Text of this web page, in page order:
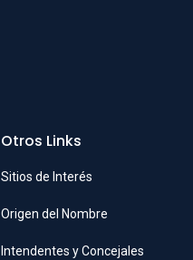
Otros Links
Sitios de Interés
Origen del Nombre
Intendentes y Concejales